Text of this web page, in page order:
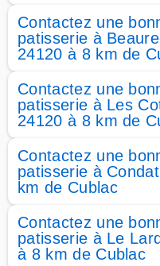
Contactez une
patisserie à
24120 à 8 km de
Contactez une
patisserie à Les
24120 à 8 km de
Contactez une
patisserie à
km de Cublac
Contactez une
patisserie à Le
à 8 km de Cublac